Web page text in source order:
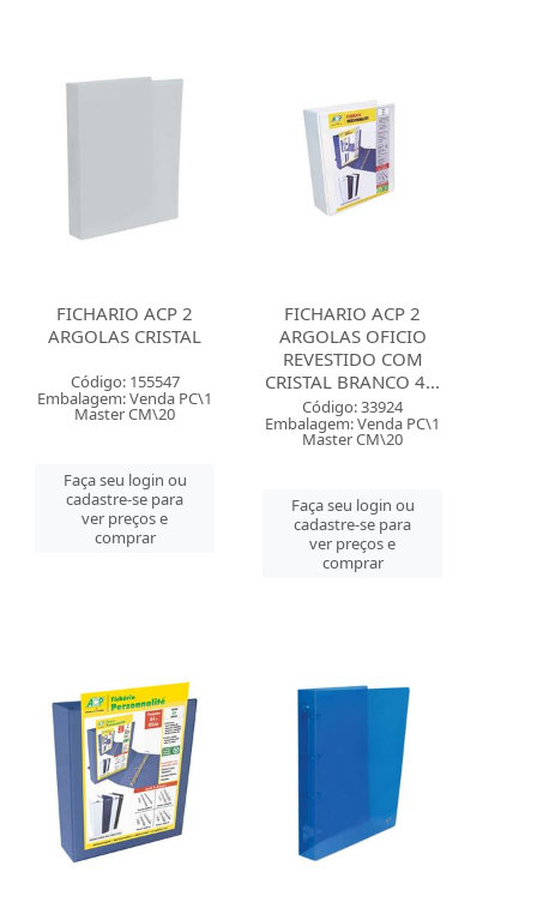
FICHARIO ACP 2
ARGOLAS CRISTAL
Código: 155547
Embalagem: Venda PC\1
Master CM\20
Faça seu login ou
cadastre-se para
ver preços e
comprar
FICHARIO ACP 2
ARGOLAS OFICIO
REVESTIDO COM
CRISTAL BRANCO 4...
Código: 33924
Embalagem: Venda PC\1
Master CM\20
Faça seu login ou
cadastre-se para
ver preços e
comprar